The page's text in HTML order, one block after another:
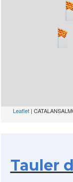
Leaflet|
Tauler